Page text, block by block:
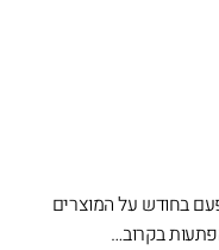
בחודש על המוצרים
בקרוב…